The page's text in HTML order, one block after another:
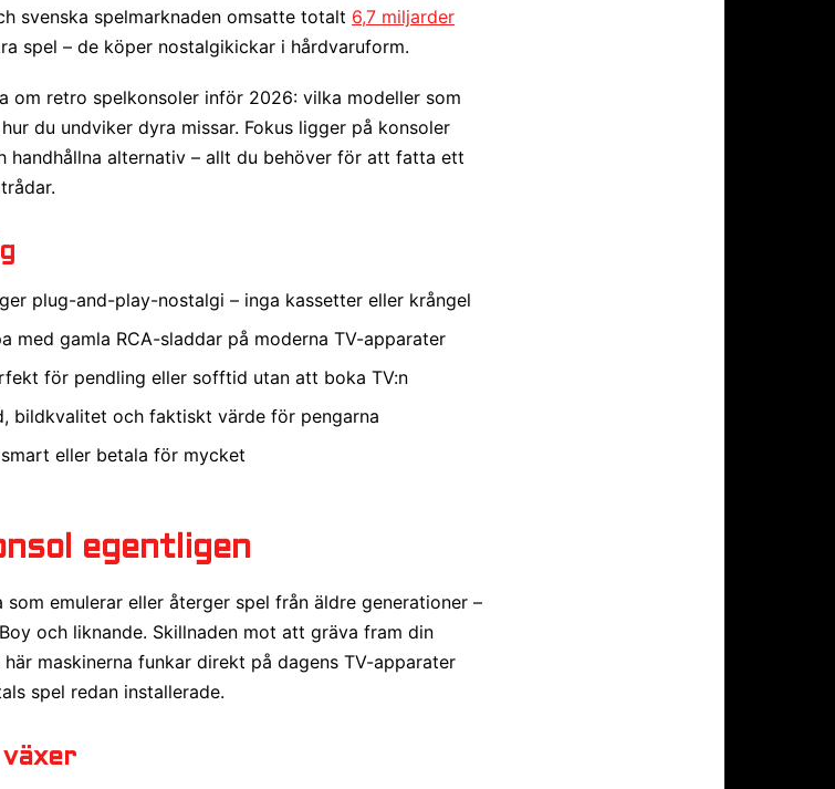
svenska spelmarknaden omsatte totalt 6,7 miljarder
spel – de köper nostalgikickar i hårdvaruform.
om retro spelkonsoler inför 2026: vilka modeller som
du undviker dyra missar. Fokus ligger på konsoler
handhållna alternativ – allt du behöver för att fatta ett
plug-and-play-nostalgi – inga kassetter eller krångel
med gamla RCA-sladdar på moderna TV-apparater
för pendling eller sofftid utan att boka TV:n
bildkvalitet och faktiskt värde för pengarna
eller betala för mycket
egentligen
emulerar eller återger spel från äldre generationer –
och liknande. Skillnaden mot att gräva fram din
maskinerna funkar direkt på dagens TV-apparater
spel redan installerade.